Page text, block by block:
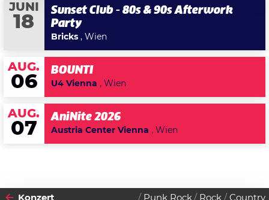
JUNI
18
Sunset Club - 80s & 90s Afterwork
Party
Bricks , Wien
AUG.
06
BOUNTI
U4 Vienna , Wien
AUG.
07
AniNite 2026
Austria Center Vienna , Wien
Konzert Punk Rock Rock Country